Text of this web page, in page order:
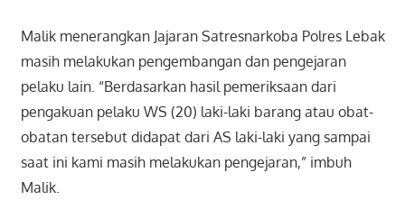
Malik menerangkan Jajaran Satresnarkoba Polres Lebak
masih melakukan pengembangan dan pengejaran
pelaku lain. “Berdasarkan hasil pemeriksaan dari
pengakuan pelaku WS (20) laki-laki barang atau obat-
obatan tersebut didapat dari AS laki-laki yang sampai
saat ini kami masih melakukan pengejaran,” imbuh
Malik.